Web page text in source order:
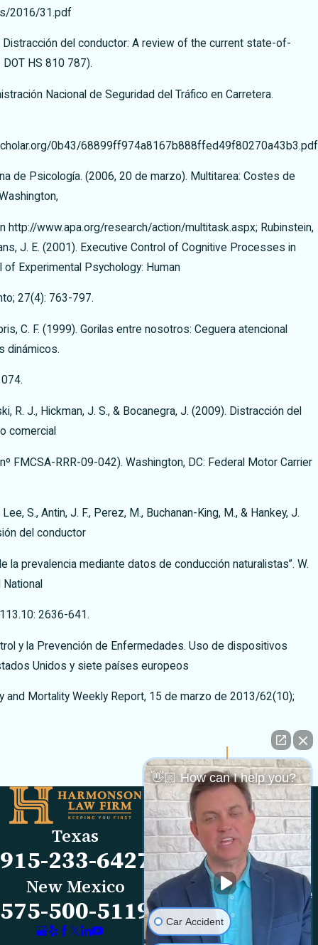
2016/31.pdf
Distracción del conductor: A review of the current state-of-
HS 810 787).
Nacional de Seguridad del Tráfico en Carretera.
0b43/68899ff974a8167b888ffed49f80270a43b3.pdf
de Psicología. (2006, 20 de marzo). Multitarea: Costes de
http://www.apa.org/research/action/multitask.aspx; Rubinstein,
J. E. (2001). Executive Control of Cognitive Processes in
of Experimental Psychology: Human
27(4): 763-797.
C. F. (1999). Gorilas entre nosotros: Ceguera atencional
dinámicos.
R. J., Hickman, J. S., & Bocanegra, J. (2009). Distracción del
comercial
FMCSA-RRR-09-042). Washington, DC: Federal Motor Carrier
Lee, S., Antin, J. F., Perez, M., Buchanan-King, M., & Hankey, J.
del conductor
la prevalencia mediante datos de conducción naturalistas”. W.
2636-641.
y la Prevención de Enfermedades. Uso de dispositivos
Unidos y siete países europeos
and Mortality Weekly Report, 15 de marzo de 2013/62(10);
Next Post
Texas
915-233-6427
New Mexico
575-500-5119
Links
Our Firm
FAQs
Blog
Reviews
Videos
Contact Us
Locations
El Paso Office
501 E. Nevada Ave
El Paso, TX 79902
Map & Directions
Las Cruces Office
1990 E Lohman Ave
👋🏼 How can I help you?
Car Accident